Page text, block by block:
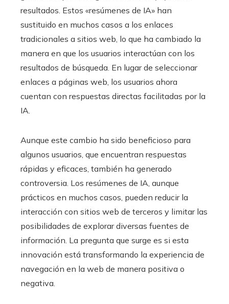
resultados. Estos «resúmenes de IA» han
sustituido en muchos casos a los enlaces
tradicionales a sitios web, lo que ha cambiado la
manera en que los usuarios interactúan con los
resultados de búsqueda. En lugar de seleccionar
enlaces a páginas web, los usuarios ahora
cuentan con respuestas directas facilitadas por la
IA.
Aunque este cambio ha sido beneficioso para
algunos usuarios, que encuentran respuestas
rápidas y eficaces, también ha generado
controversia. Los resúmenes de IA, aunque
prácticos en muchos casos, pueden reducir la
interacción con sitios web de terceros y limitar las
posibilidades de explorar diversas fuentes de
información. La pregunta que surge es si esta
innovación está transformando la experiencia de
navegación en la web de manera positiva o
negativa.